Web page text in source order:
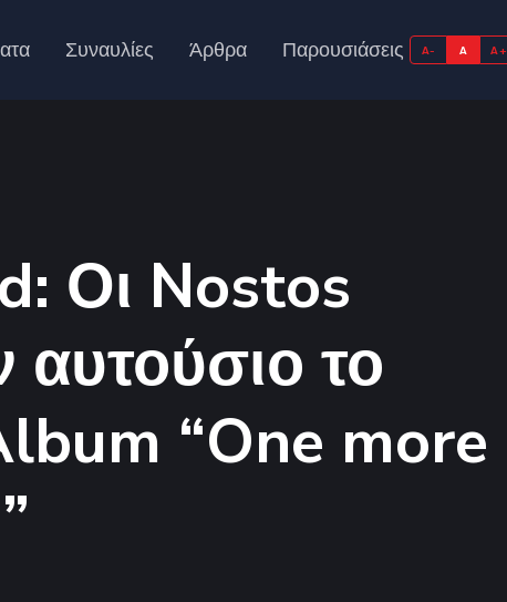
Συναυλίες Άρθρα Παρουσιάσεις A- A A+
Οι Nostos
το
“One more